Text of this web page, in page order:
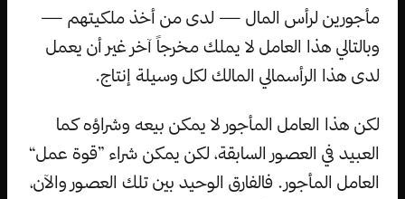
مأجورين لرأس المال — لدى من أخذ ملكيتهم —
وبالتالي هذا العامل لا يملك مخرجاً آخر غير أن يعمل
لدى هذا الرأسمالي المالك لكل وسيلة إنتاج.
لكن هذا العامل المأجور لا يمكن بيعه وشراؤه كما
العبيد في العصور السابقة، لكن يمكن شراء ”قوة عمل“
العامل المأجور. فالفارق الوحيد بين تلك العصور والآن،